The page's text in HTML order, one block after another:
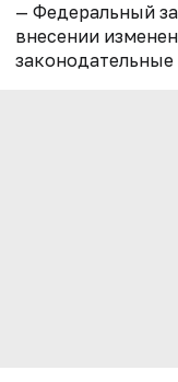
— Федеральный
внесении